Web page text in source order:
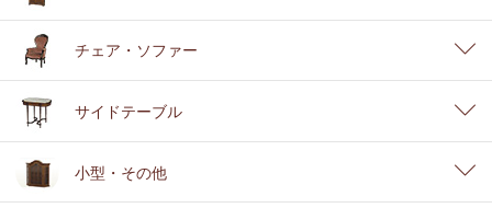
チェア・ソファー
サイドテーブル
小型・その他